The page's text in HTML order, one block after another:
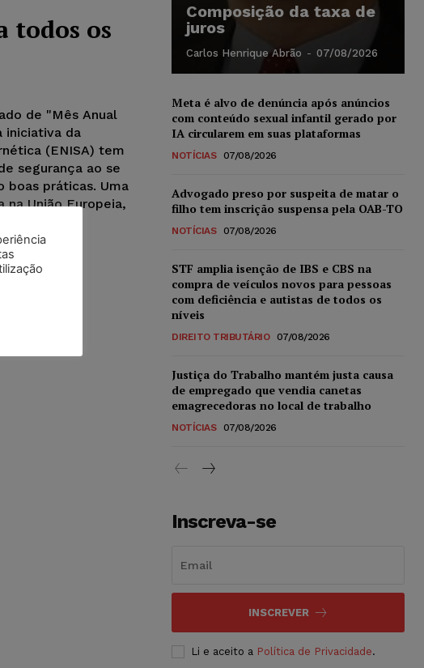
todos os
de "Mês Anual
iniciativa da
(ENISA) tem
segurança ao se
boas práticas. Uma
na União Europeia,
Composição da taxa de
juros
Carlos Henrique Abrão - 07/08/2026
Meta é alvo de denúncia após anúncios
com conteúdo sexual infantil gerado por
IA circularem em suas plataformas
NOTÍCIAS 07/08/2026
Advogado preso por suspeita de matar o
filho tem inscrição suspensa pela OAB-TO
NOTÍCIAS 07/08/2026
STF amplia isenção de IBS e CBS na
compra de veículos novos para pessoas
com deficiência e autistas de todos os
níveis
DIREITO TRIBUTÁRIO 07/08/2026
Justiça do Trabalho mantém justa causa
de empregado que vendia canetas
emagrecedoras no local de trabalho
NOTÍCIAS 07/08/2026
Inscreva-se
INSCREVER
Li e aceito a Política de Privacidade.